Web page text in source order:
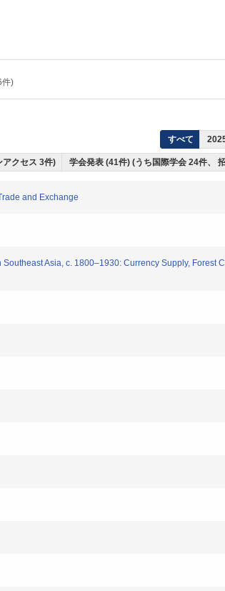
件)
すべて
アクセス 3件) 学会発表 (41件) (うち国際学会 24件、
and Exchange
Asia, c. 1800–1930: Currency Supply, Forest